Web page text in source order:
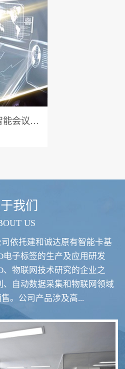
RFID智能会议签到系统
RFID智慧食堂系统
我们
US
依托建和诚达原有智能卡基
子标签的生产及应用研发
、物联网技术研究的企业之
自动数据采集和物联网领域
。公司产品涉及高...